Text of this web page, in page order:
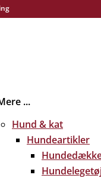
...
Hund & kat
Hundeartikler